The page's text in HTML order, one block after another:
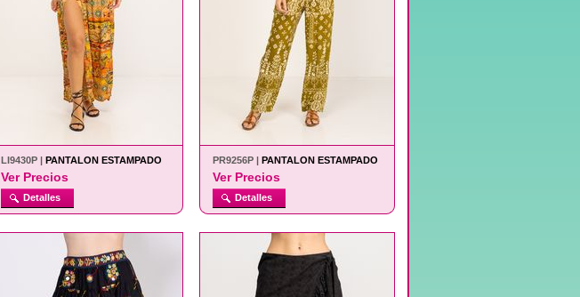
LI9430P | PANTALON ESTAMPADO
Ver Precios
Detalles
PR9256P | PANTALON ESTAMPADO
Ver Precios
Detalles